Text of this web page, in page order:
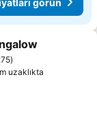
ekle
uzaklıkta